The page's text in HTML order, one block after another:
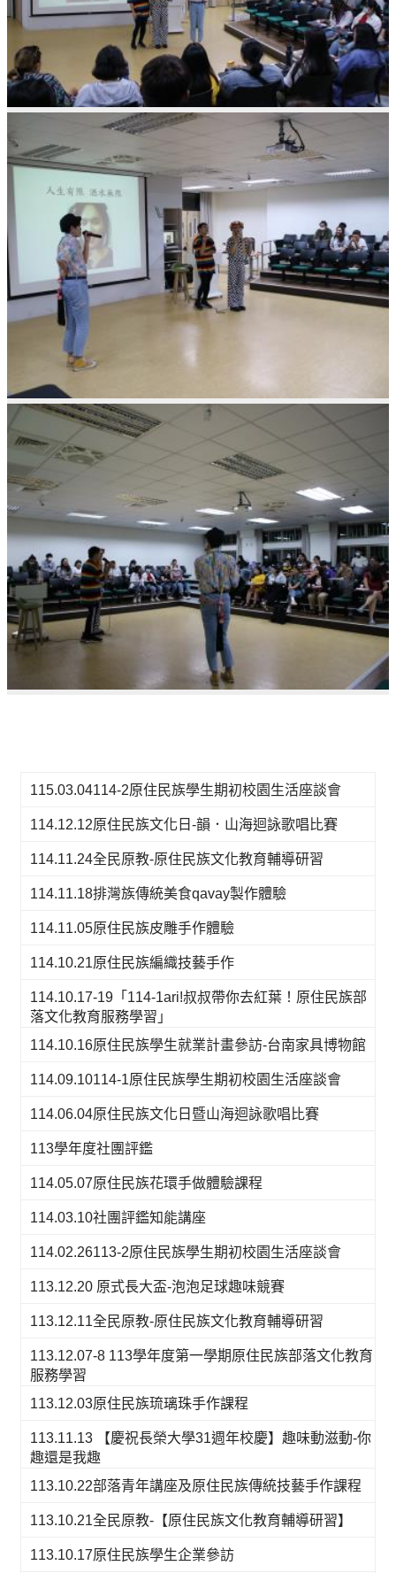
115.03.04114-2原住民族學生期初校園生活座談會
114.12.12原住民族文化日-韻．山海迴詠歌唱比賽
114.11.24全民原教-原住民族文化教育輔導研習
114.11.18排灣族傳統美食qavay製作體驗
114.11.05原住民族皮雕手作體驗
114.10.21原住民族編織技藝手作
114.10.17-19「114-1ari!叔叔帶你去紅葉！原住民族部
落文化教育服務學習」
114.10.16原住民族學生就業計畫參訪-台南家具博物館
114.09.10114-1原住民族學生期初校園生活座談會
114.06.04原住民族文化日暨山海迴詠歌唱比賽
113學年度社團評鑑
114.05.07原住民族花環手做體驗課程
114.03.10社團評鑑知能講座
114.02.26113-2原住民族學生期初校園生活座談會
113.12.20 原式長大盃-泡泡足球趣味競賽
113.12.11全民原教-原住民族文化教育輔導研習
113.12.07-8 113學年度第一學期原住民族部落文化教育
服務學習
113.12.03原住民族琉璃珠手作課程
113.11.13 【慶祝長榮大學31週年校慶】趣味動滋動-你
趣還是我趣
113.10.22部落青年講座及原住民族傳統技藝手作課程
113.10.21全民原教-【原住民族文化教育輔導研習】
113.10.17原住民族學生企業參訪